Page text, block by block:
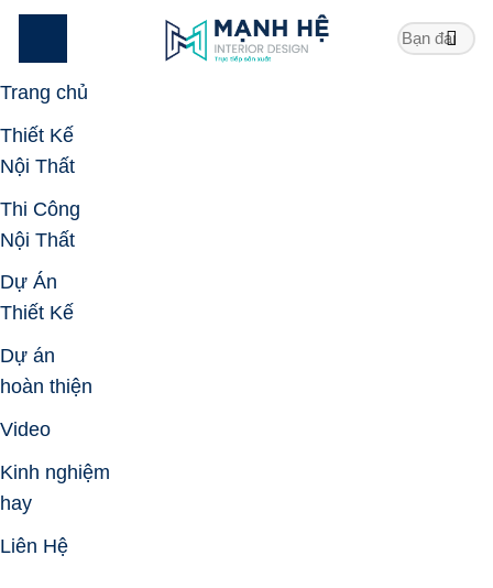
Skip
Trang chủ
Thiết Kế
Nội Thất
Thi Công
Nội Thất
Dự Án
Thiết Kế
Dự án
hoàn thiện
Video
Kinh nghiệm
hay
Liên Hệ